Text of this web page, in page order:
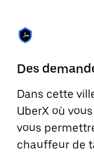
Des
Dans cette
UberX où
vous
chauffeur de